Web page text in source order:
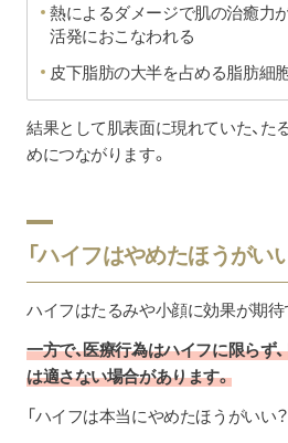
熱によるダメージで肌の治癒力
活発におこなわれる
皮下脂肪の大半を占める脂肪細
結果として肌表面に現れていた、た
めにつながります。
「ハイフはやめたほうがい
ハイフはたるみや小顔に効果が期待
一方で、医療行為はハイフに限らず
は適さない場合があります。
「ハイフは本当にやめたほうがいい？